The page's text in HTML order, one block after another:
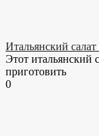
Итальянский
Этот итальянский
приготовить
0